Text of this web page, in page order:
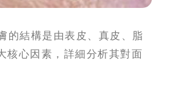
的結構是由表皮、真皮、脂
核心因素，詳細分析其對面